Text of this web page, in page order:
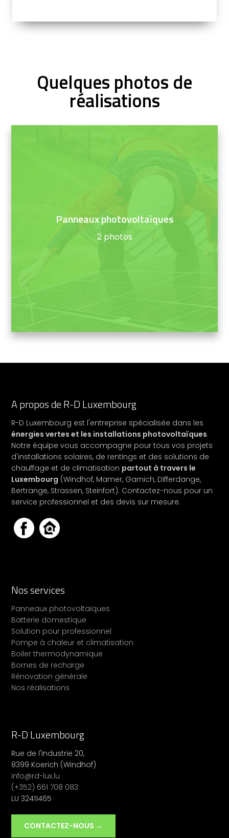
Quelques photos de
réalisations
Panneaux photovoltaïques
2 photos
A propos de R-D Luxembourg
R-D Luxembourg est l'entreprise spécialisée dans les
énergies vertes et les installations photovoltaïques.
Notre équipe vous accompagne pour tous vos projets
d'installations solaires, de rentings et des solutions de
chauffage et de climatisation partout à travers le
Luxembourg (Windhof, Mamer, Garnich, Differdange,
Bertrange, Strassen, Steinfort). Contactez-nous pour un
service professionnel et des devis sur mesure.
Nos services
Panneaux photovoltaïques
Batterie domestique
Solution pour professionnel
Pompe à chaleur et climatisation
Boiler thermodynamique
Bornes de recharge
Rénovation générale
Nos réalisations
R-D Luxembourg
Rue de l'Industrie 20,
8399 Koerich (Windhof)
info@rd-lux.lu
(+352) 661 708 083
LU 32411465
CONTACTEZ-NOUS →